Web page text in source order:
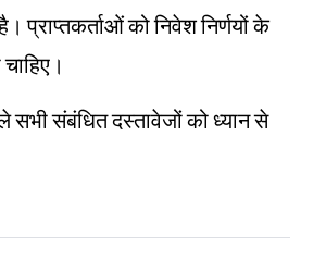
प्राप्तकर्ताओं को निवेश निर्णयों के
सभी संबंधित दस्तावेजों को ध्यान से